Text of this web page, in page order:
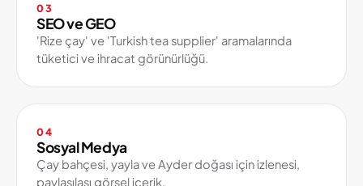
03
SEO ve GEO
'Rize çay' ve 'Turkish tea supplier' aramalarında
tüketici ve ihracat görünürlüğü.
04
Sosyal Medya
Çay bahçesi, yayla ve Ayder doğası için izlenesi,
paylaşılası görsel içerik.